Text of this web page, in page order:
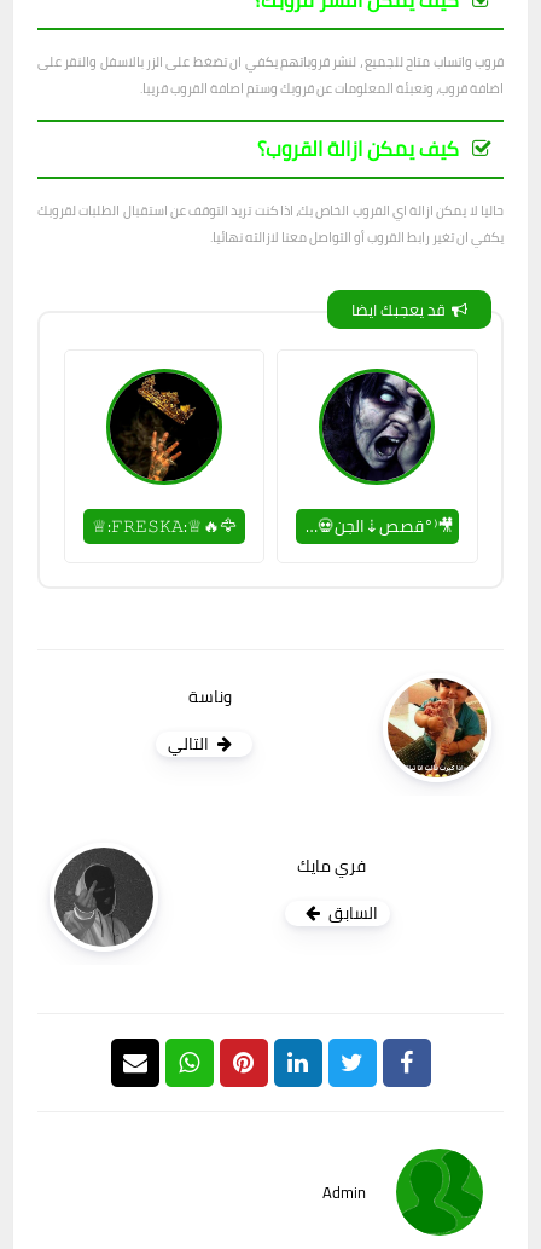
قروب واتساب متاح للجميع ، لنشر قروباتهم يكفي ان تضغط على الزر بالاسفل والنقر على
اضافة قروب، وتعبئة المعلومات عن قروبك وستم اصافة القروب قريبا.
كيف يمكن ازالة القروب؟
حاليا لا يمكن ازالة اي القروب الخاص بك، اذا كنت تريد التوقف عن استقبال الطلبات لقروبك
يكفي ان تغير رابط القروب أو التواصل معنا لازالته نهائيا.
قد يعجبك ايضا
🎥⁽°قصص⇣الجن💀📓 🦅🔥♕:𝙵𝚁𝙴𝚂𝙺𝙰:♕
وناسة
التالي
فري مايك
السابق
Admin